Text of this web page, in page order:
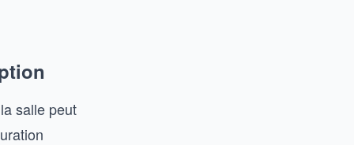
salle peut